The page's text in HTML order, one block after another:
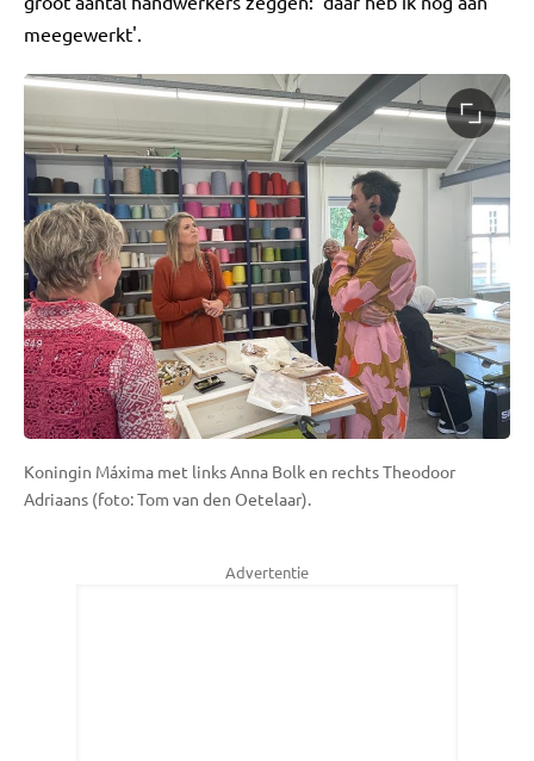
meegewerkt'.
Koningin Máxima met links Anna Bolk en rechts Theodoor
Adriaans (foto: Tom van den Oetelaar).
Advertentie